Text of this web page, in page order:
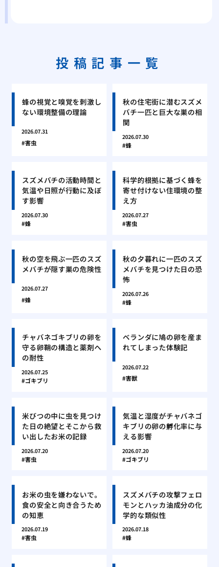
投稿記事一覧
蜂の視覚と嗅覚を刺激し
ない環境整備の理論
2026.07.31
害虫
秋の住宅街に潜むスズメ
バチ一匹と巨大な巣の相
関
2026.07.30
蜂
スズメバチの活動時間と
気温や日照が行動に及ぼ
す影響
2026.07.30
蜂
科学的根拠に基づく蜂を
寄せ付けない住環境の整
え方
2026.07.27
害虫
秋の空を飛ぶ一匹のスズ
メバチが隠す巣の危険性
2026.07.27
蜂
秋の夕暮れに一匹のスズ
メバチを見つけた日の恐
怖
2026.07.26
蜂
チャバネゴキブリの卵を
守る卵鞘の構造と薬剤へ
の耐性
2026.07.25
ゴキブリ
ベランダに鳩の卵を産ま
れてしまった体験記
2026.07.22
害獣
米びつの中に虫を見つけ
た日の絶望とそこから救
い出したお米の記録
2026.07.20
害虫
気温と湿度がチャバネゴ
キブリの卵の孵化率に与
える影響
2026.07.20
ゴキブリ
お米の虫を嫌わないで。
食の安全と向き合うため
の知恵
2026.07.19
害虫
スズメバチの攻撃フェロ
モンとハッカ油成分の化
学的な類似性
2026.07.18
蜂